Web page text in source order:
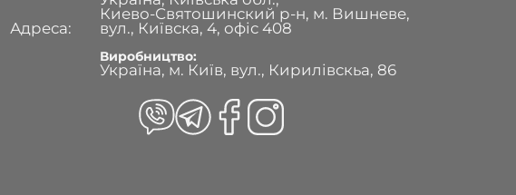
Адреса:
Киево-Святошинский р-н, м. Вишневе,
вул., Київска, 4, офіс 408
Виробництво:
Україна, м. Київ, вул., Кирилівскьа, 86